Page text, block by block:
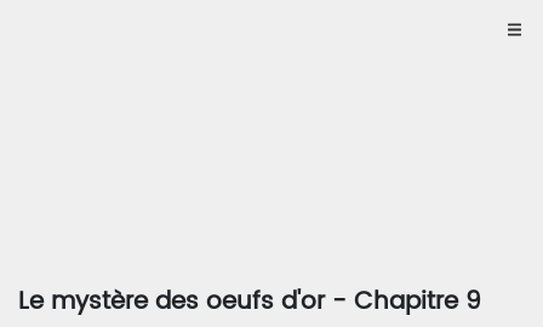
Le mystère des oeufs d'or - Chapitre 9